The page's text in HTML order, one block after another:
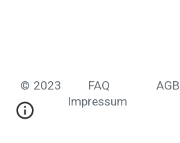
© 2023 FAQ AGB
Impressum